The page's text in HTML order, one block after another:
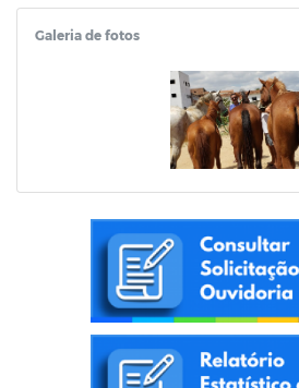
Galeria de fotos